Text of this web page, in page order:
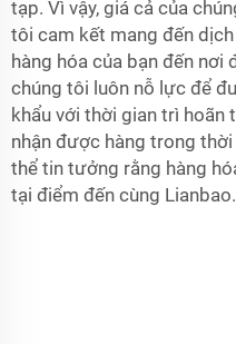
tạp. Vì vậy, giá cả của
tôi cam kết mang đến
hàng hóa của bạn đến nơi
chúng tôi luôn nỗ lực để
khẩu với thời gian trì hoãn
nhận được hàng trong
thể tin tưởng rằng hàng
tại điểm đến cùng Lianbao.